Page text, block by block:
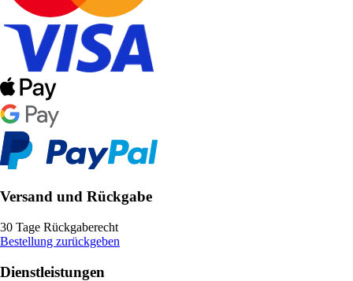
Versand und Rückgabe
30 Tage Rückgaberecht
Bestellung zurückgeben
Dienstleistungen